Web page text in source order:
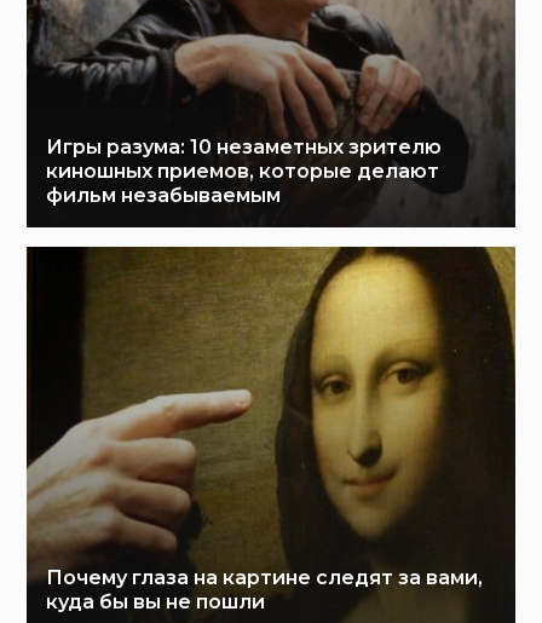
Игры разума: 10 незаметных зрителю
киношных приемов, которые делают
фильм незабываемым
Почему глаза на картине следят за вами,
куда бы вы не пошли